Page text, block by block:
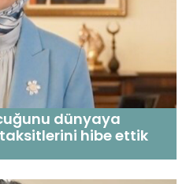
dünyaya
hibe ettik